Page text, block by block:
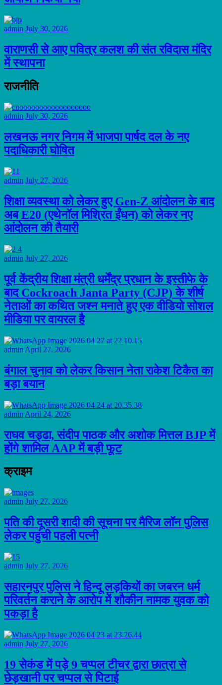
admin July 30, 2026
वाराणसी से आए पवित्र कलश की संत रविदास मंदिर
में स्थापना
राजनीति
admin July 30, 2026
लखनऊ नगर निगम में भाजपा पार्षद दल के नए
पदाधिकारी घोषित
admin July 27, 2026
शिक्षा व्यवस्था को लेकर हुए Gen-Z आंदोलन के बाद
अब E20 (एथेनॉल मिश्रित ईंधन) को लेकर नए
आंदोलन की तैयारी
admin July 27, 2026
पूर्व केंद्रीय शिक्षा मंत्री धर्मेंद्र प्रधान के इस्तीफे के
बाद Cockroach Janta Party (CJP) के शीर्ष
नेताओं का कथित जश्न मनाते हुए एक वीडियो सोशल
मीडिया पर वायरल है
admin April 27, 2026
बंगाल चुनाव को लेकर किसान नेता राकेश टिकैत का
बड़ा बयान
admin April 24, 2026
राघव चड्ढा, संदीप पाठक और अशोक मित्तल BJP में
होंगे शामिल AAP में बड़ी फूट
क्राइम
admin July 27, 2026
पति की दूसरी शादी की सूचना पर मैरिज लॉन पुलिस
लेकर पहुंची पहली पत्नी
admin July 27, 2026
सहारनपुर पुलिस ने हिन्दू लड़कियों का जबरन धर्म
परिवर्तन कराने के आरोप में शौकीन नामक युवक को
पकड़ा है
admin July 27, 2026
19 सेकंड में पड़े 9 चप्पल टीचर द्वारा छात्रा से
छेड़खानी पर चप्पल से पिटाई